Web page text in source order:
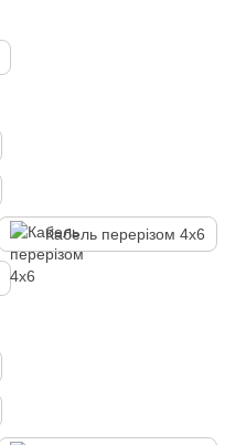
Кабель перерізом 4х6